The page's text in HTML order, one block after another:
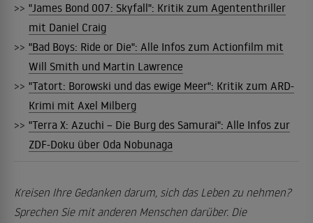
>> "James Bond 007: Skyfall": Kritik zum Agententhriller
mit Daniel Craig
>> "Bad Boys: Ride or Die": Alle Infos zum Actionfilm mit
Will Smith und Martin Lawrence
>> "Tatort: Borowski und das ewige Meer": Kritik zum ARD-
Krimi mit Axel Milberg
>> "Terra X: Azuchi – Die Burg des Samurai": Alle Infos zur
ZDF-Doku über Oda Nobunaga
Kreisen Ihre Gedanken darum, sich das Leben zu nehmen?
Sprechen Sie mit anderen Menschen darüber. Die